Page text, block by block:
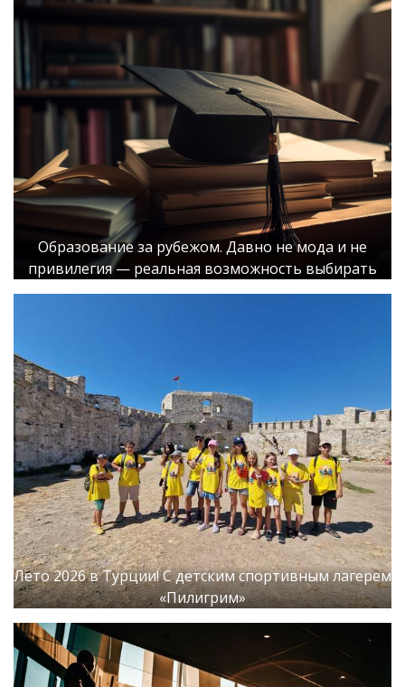
Образование за рубежом. Давно не мода и не
привилегия — реальная возможность выбирать
Лето 2026 в Турции! С детским спортивным лагерем
«Пилигрим»